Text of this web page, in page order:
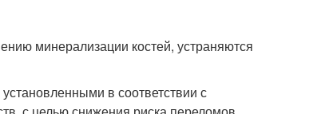
минерализации костей, устраняются
в соответствии с